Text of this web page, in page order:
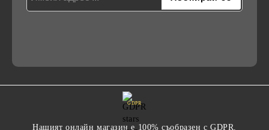
GDPR
Нашият онлайн магазин е 100% съобразен с GDPR.